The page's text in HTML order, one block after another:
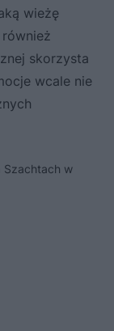
wieżę
skorzysta
wcale nie
Szachtach w